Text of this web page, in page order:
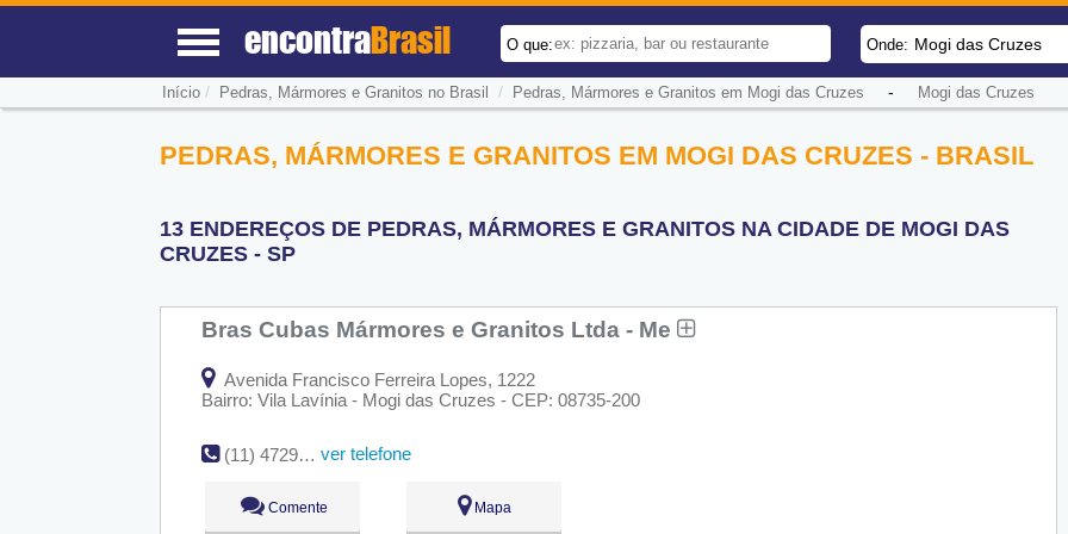
encontraBrasil O que: Onde: Mogi das Cruzes
Início/ Pedras, Mármores e Granitos no Brasil / Pedras, Mármores e Granitos em Mogi das Cruzes - Mogi das Cruzes
PEDRAS, MÁRMORES E GRANITOS EM MOGI DAS CRUZES - BRASIL
13 ENDEREÇOS DE PEDRAS, MÁRMORES E GRANITOS NA CIDADE DE MOGI DAS
CRUZES - SP
Bras Cubas Mármores e Granitos Ltda - Me
Avenida Francisco Ferreira Lopes, 1222
Bairro: Vila Lavínia - Mogi das Cruzes - CEP: 08735-200
(11) 4729-9616 ver telefone
Comente Mapa